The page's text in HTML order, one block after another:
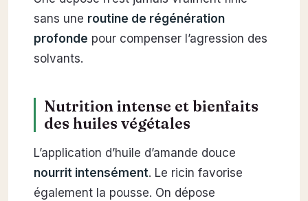
sans une routine de régénération
profonde pour compenser l’agression des
solvants.
Nutrition intense et bienfaits
des huiles végétales
L’application d’huile d’amande douce
nourrit intensément. Le ricin favorise
également la pousse. On dépose